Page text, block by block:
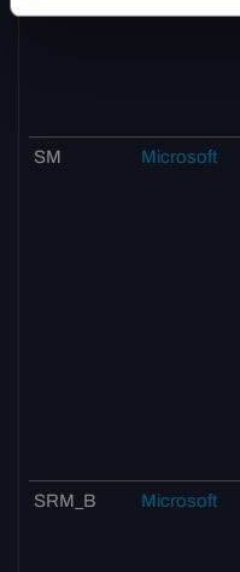
SM Microsoft
SRM_B Microsoft